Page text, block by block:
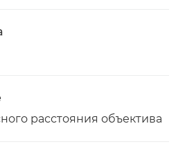
расстояния объектива